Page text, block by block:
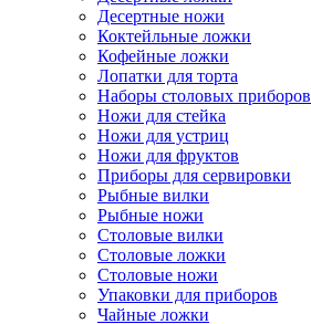
Десертные ножи
Коктейльные ложки
Кофейные ложки
Лопатки для торта
Наборы столовых приборов
Ножи для стейка
Ножи для устриц
Ножи для фруктов
Приборы для сервировки
Рыбные вилки
Рыбные ножи
Столовые вилки
Столовые ложки
Столовые ножи
Упаковки для приборов
Чайные ложки